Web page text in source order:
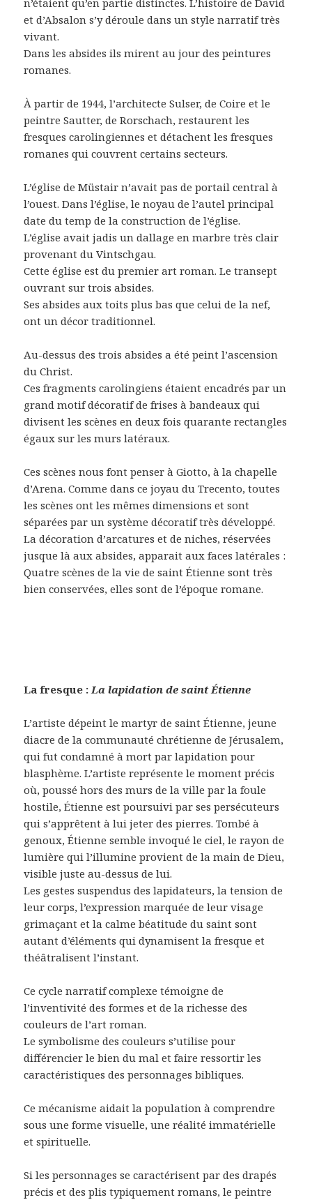
n’étaient qu’en partie distinctes. L’histoire de David
et d’Absalon s’y déroule dans un style narratif très
vivant.
Dans les absides ils mirent au jour des peintures
romanes.
À partir de 1944, l’architecte Sulser, de Coire et le
peintre Sautter, de Rorschach, restaurent les
fresques carolingiennes et détachent les fresques
romanes qui couvrent certains secteurs.
L’église de Müstair n’avait pas de portail central à
l’ouest. Dans l’église, le noyau de l’autel principal
date du temp de la construction de l’église.
L’église avait jadis un dallage en marbre très clair
provenant du Vintschgau.
Cette église est du premier art roman. Le transept
ouvrant sur trois absides.
Ses absides aux toits plus bas que celui de la nef,
ont un décor traditionnel.
Au-dessus des trois absides a été peint l’ascension
du Christ.
Ces fragments carolingiens étaient encadrés par un
grand motif décoratif de frises à bandeaux qui
divisent les scènes en deux fois quarante rectangles
égaux sur les murs latéraux.
Ces scènes nous font penser à Giotto, à la chapelle
d’Arena. Comme dans ce joyau du Trecento, toutes
les scènes ont les mêmes dimensions et sont
séparées par un système décoratif très développé.
La décoration d’arcatures et de niches, réservées
jusque là aux absides, apparait aux faces latérales :
Quatre scènes de la vie de saint Étienne sont très
bien conservées, elles sont de l’époque romane.
La fresque :La lapidation de saint Étienne
L’artiste dépeint le martyr de saint Étienne, jeune
diacre de la communauté chrétienne de Jérusalem,
qui fut condamné à mort par lapidation pour
blasphème. L’artiste représente le moment précis
où, poussé hors des murs de la ville par la foule
hostile, Étienne est poursuivi par ses persécuteurs
qui s’apprêtent à lui jeter des pierres. Tombé à
genoux, Étienne semble invoqué le ciel, le rayon de
lumière qui l’illumine provient de la main de Dieu,
visible juste au-dessus de lui.
Les gestes suspendus des lapidateurs, la tension de
leur corps, l’expression marquée de leur visage
grimaçant et la calme béatitude du saint sont
autant d’éléments qui dynamisent la fresque et
théâtralisent l’instant.
Ce cycle narratif complexe témoigne de
l’inventivité des formes et de la richesse des
couleurs de l’art roman.
Le symbolisme des couleurs s’utilise pour
différencier le bien du mal et faire ressortir les
caractéristiques des personnages bibliques.
Ce mécanisme aidait la population à comprendre
sous une forme visuelle, une réalité immatérielle
et spirituelle.
Si les personnages se caractérisent par des drapés
précis et des plis typiquement romans, le peintre